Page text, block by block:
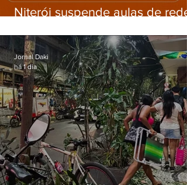
Niterói suspende aulas de rede
ventos fortes nesta sexta (7)
Jornal Daki
há 1 dia